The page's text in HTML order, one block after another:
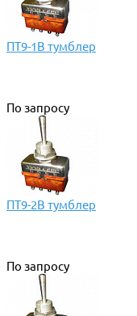
ПТ9-1В тумблер
По запросу
ПТ9-2В тумблер
По запросу